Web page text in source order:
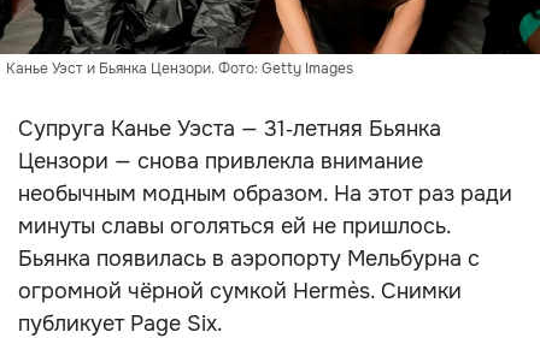
Канье Уэст и Бьянка Цензори. Фото: Getty Images
Супруга Канье Уэста — 31‑летняя Бьянка
Цензори — снова привлекла внимание
необычным модным образом. На этот раз ради
минуты славы оголяться ей не пришлось.
Бьянка появилась в аэропорту Мельбурна с
огромной чёрной сумкой Hermès. Снимки
публикует Page Six.